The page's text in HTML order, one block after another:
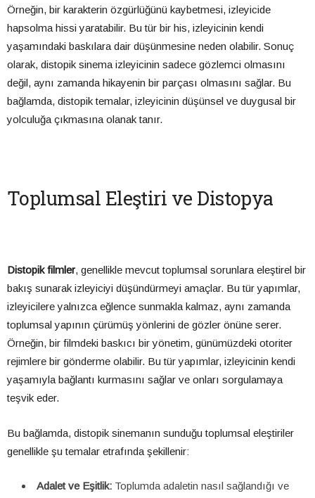
Örneğin, bir karakterin özgürlüğünü kaybetmesi, izleyicide
hapsolma hissi yaratabilir. Bu tür bir his, izleyicinin kendi
yaşamındaki baskılara dair düşünmesine neden olabilir. Sonuç
olarak, distopik sinema izleyicinin sadece gözlemci olmasını
değil, aynı zamanda hikayenin bir parçası olmasını sağlar. Bu
bağlamda, distopik temalar, izleyicinin düşünsel ve duygusal bir
yolculuğa çıkmasına olanak tanır.
Toplumsal Eleştiri ve Distopya
Distopik filmler, genellikle mevcut toplumsal sorunlara eleştirel bir
bakış sunarak izleyiciyi düşündürmeyi amaçlar. Bu tür yapımlar,
izleyicilere yalnızca eğlence sunmakla kalmaz, aynı zamanda
toplumsal yapının çürümüş yönlerini de gözler önüne serer.
Örneğin, bir filmdeki baskıcı bir yönetim, günümüzdeki otoriter
rejimlere bir gönderme olabilir. Bu tür yapımlar, izleyicinin kendi
yaşamıyla bağlantı kurmasını sağlar ve onları sorgulamaya
teşvik eder.
Bu bağlamda, distopik sinemanın sunduğu toplumsal eleştiriler
genellikle şu temalar etrafında şekillenir:
Adalet ve Eşitlik: Toplumda adaletin nasıl sağlandığı ve